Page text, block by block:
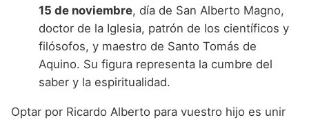
15 de noviembre, día de San Alberto Magno,
doctor de la Iglesia, patrón de los científicos y
filósofos, y maestro de Santo Tomás de
Aquino. Su figura representa la cumbre del
saber y la espiritualidad.
Optar por Ricardo Alberto para vuestro hijo es unir